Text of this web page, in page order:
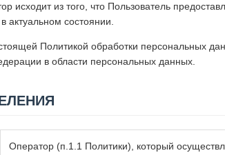
исходит из того, что Пользователь
актуальном состоянии.
Политикой обработки персональных
в области персональных данных.
Оператор (п.1.1 Политики), который